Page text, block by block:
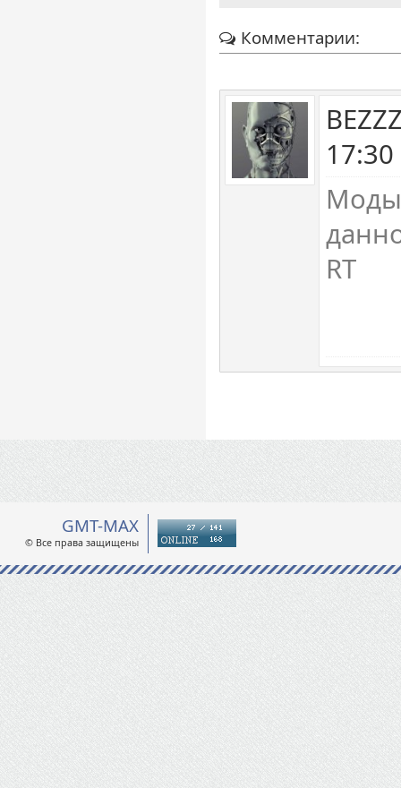
Комментарии:
Моды
RT
GMT-MAX
© Все права защищены